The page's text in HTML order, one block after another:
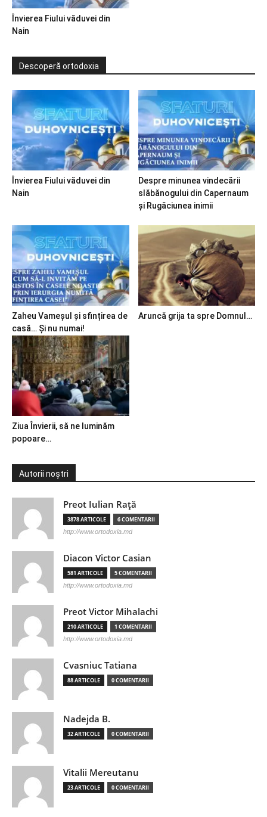
Învierea Fiului văduvei din
Nain
Descoperă ortodoxia
Învierea Fiului văduvei din
Nain
Despre minunea vindecării
slăbănogului din Capernaum
și Rugăciunea inimii
Zaheu Vameșul și sfințirea de
casă… Și nu numai!
Aruncă grija ta spre Domnul…
Ziua Învierii, să ne luminăm
popoare…
Autorii noștri
Preot Iulian Raţă
3878 ARTICOLE 6 COMENTARII
http://www.ortodoxia.md
Diacon Victor Casian
581 ARTICOLE 5 COMENTARII
http://www.ortodoxia.md
Preot Victor Mihalachi
210 ARTICOLE 1 COMENTARII
http://www.ortodoxia.md
Cvasniuc Tatiana
88 ARTICOLE 0 COMENTARII
Nadejda B.
32 ARTICOLE 0 COMENTARII
Vitalii Mereutanu
23 ARTICOLE 0 COMENTARII